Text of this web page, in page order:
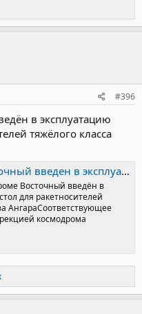
#396
в эксплуатацию
тяжёлого класса
для ракетносителей Ангара в блоге Космонавтика / / Сделано у нас
Восточный введён в
для ракетносителей
АнгараСоответствующее
космодрома